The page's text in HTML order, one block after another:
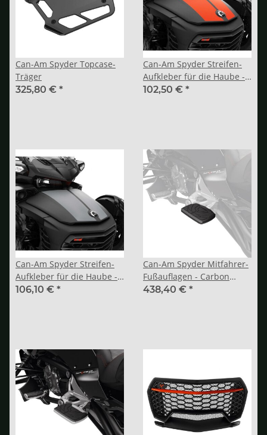
Can-Am Spyder Topcase-
Träger
325,80 € *
Can-Am Spyder Streifen-
Aufkleber für die Haube -
Rot
102,50 € *
Can-Am Spyder Streifen-
Aufkleber für die Haube -
Silber
106,10 € *
Can-Am Spyder Mitfahrer-
Fußauflagen - Carbon
Schwarz
438,40 € *